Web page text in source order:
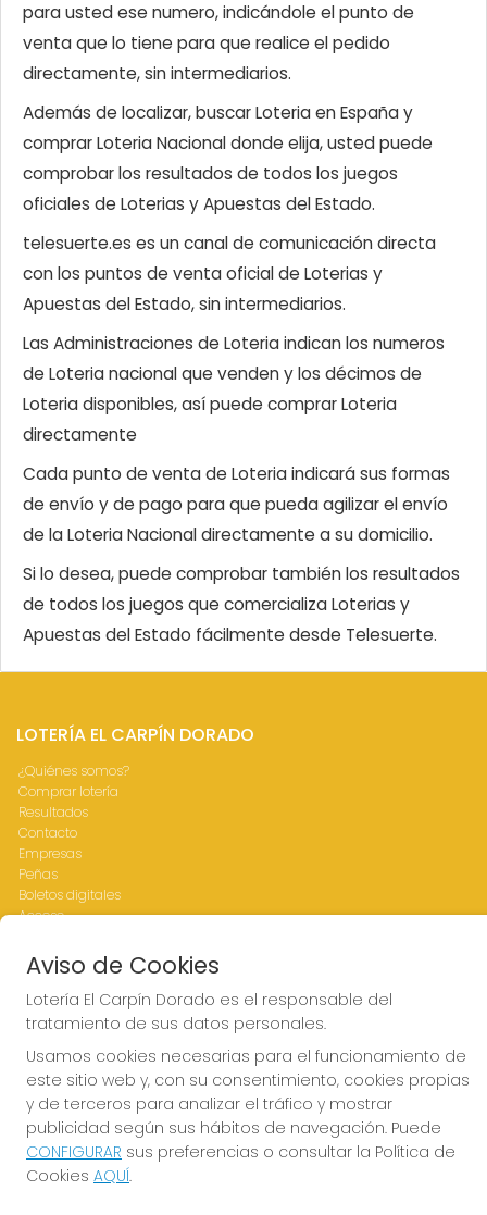
para usted ese numero, indicándole el punto de
venta que lo tiene para que realice el pedido
directamente, sin intermediarios.
Además de localizar, buscar Loteria en España y
comprar Loteria Nacional donde elija, usted puede
comprobar los resultados de todos los juegos
oficiales de Loterias y Apuestas del Estado.
telesuerte.es es un canal de comunicación directa
con los puntos de venta oficial de Loterias y
Apuestas del Estado, sin intermediarios.
Las Administraciones de Loteria indican los numeros
de Loteria nacional que venden y los décimos de
Loteria disponibles, así puede comprar Loteria
directamente
Cada punto de venta de Loteria indicará sus formas
de envío y de pago para que pueda agilizar el envío
de la Loteria Nacional directamente a su domicilio.
Si lo desea, puede comprobar también los resultados
de todos los juegos que comercializa Loterias y
Apuestas del Estado fácilmente desde Telesuerte.
LOTERÍA EL CARPÍN DORADO
¿Quiénes somos?
Comprar lotería
Resultados
Contacto
Empresas
Peñas
Boletos digitales
Acceso
CONTACTO
ADMINISTRACION DE LOTERIAS Nº76-VALENCIA Receptor
963341264
Clica aquí para contactar por WhatsApp
676642156
loteria@elcarpindorado.com
Calle San Valero, 4 bajo
Valencia, 46005
Aviso de Cookies
Lotería El Carpín Dorado es el responsable del
tratamiento de sus datos personales.
Usamos cookies necesarias para el funcionamiento de
este sitio web y, con su consentimiento, cookies propias
y de terceros para analizar el tráfico y mostrar
publicidad según sus hábitos de navegación. Puede
CONFIGURAR sus preferencias o consultar la Política de
Cookies AQUÍ.